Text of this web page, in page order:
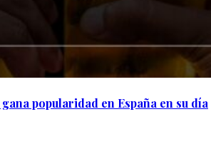
popularidad en España en su día